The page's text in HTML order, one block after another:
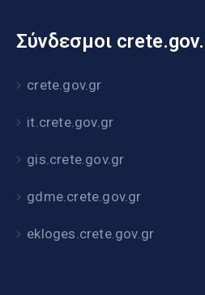
Σύνδεσμοι
crete.gov.gr
it.crete.gov.gr
gis.crete.gov.gr
gdme.crete.gov.gr
ekloges.crete.gov.gr